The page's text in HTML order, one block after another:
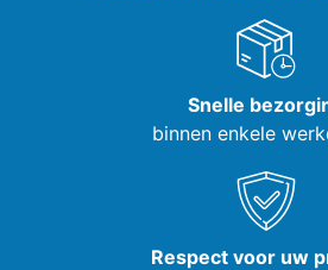
Snelle
binnen enkele
Respect voor uw